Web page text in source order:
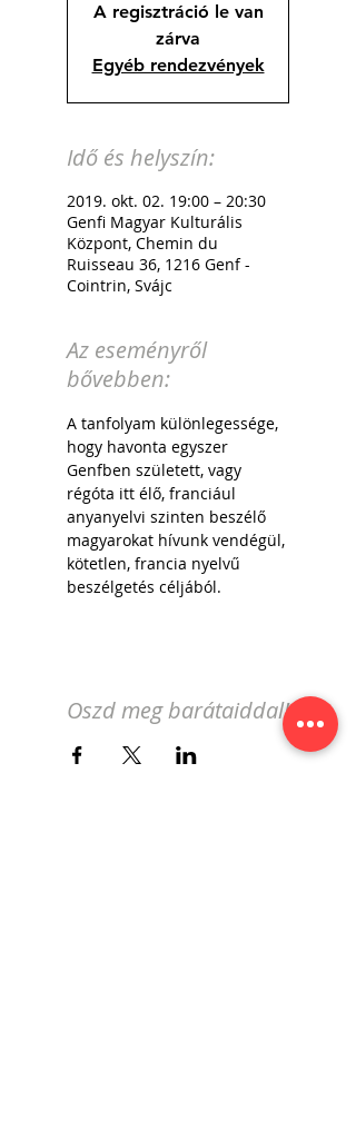
A regisztráció le van
zárva
Egyéb rendezvények
Idő és helyszín:
2019. okt. 02. 19:00 – 20:30
Genfi Magyar Kulturális
Központ, Chemin du
Ruisseau 36, 1216 Genf -
Cointrin, Svájc
Az eseményről
bővebben:
A tanfolyam különlegessége,
hogy havonta egyszer
Genfben született, vagy
régóta itt élő, franciául
anyanyelvi szinten beszélő
magyarokat hívunk vendégül,
kötetlen, francia nyelvű
beszélgetés céljából.
Oszd meg barátaiddal!